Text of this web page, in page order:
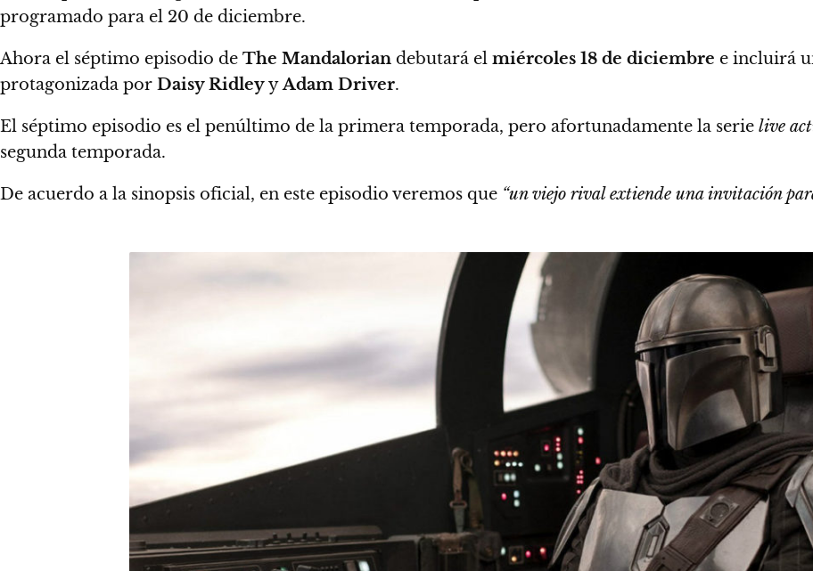
programado para el 20 de diciembre.
Ahora el séptimo episodio de The Mandalorian debutará el miércoles 18 de diciembre e incluirá
protagonizada por Daisy RidleyyAdam Driver.
El séptimo episodio es el penúltimo de la primera temporada, pero afortunadamente la serie live
segunda temporada.
De acuerdo a la sinopsis oficial, en este episodio veremos que “un viejo rival extiende una invitación